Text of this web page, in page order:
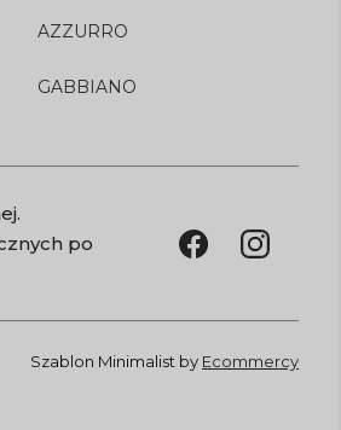
AZZURRO
GABBIANO
po
Szablon Minimalist by Ecommercy